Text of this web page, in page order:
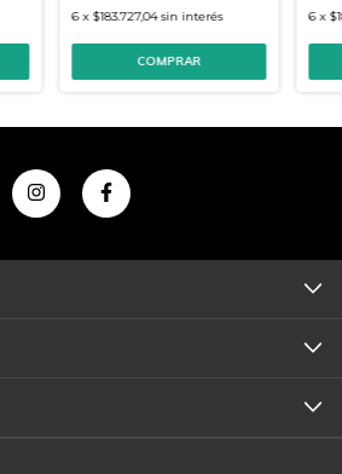
6 x $183.727,04 sin interés 6 x